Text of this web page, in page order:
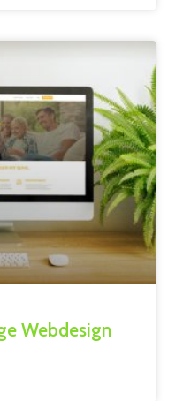
Webdesign